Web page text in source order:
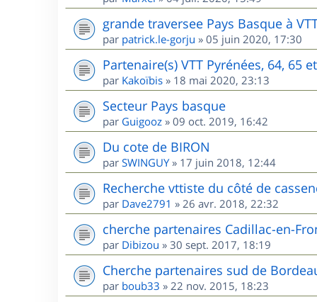
grande traversee Pays Basque à
par patrick.le-gorju » 05 juin 2020, 17:30
Partenaire(s) VTT Pyrénées, 64, 65
par Kakoïbis » 18 mai 2020, 23:13
Secteur Pays basque
par Guigooz » 09 oct. 2019, 16:42
Du cote de BIRON
par SWINGUY» 17 juin 2018, 12:44
Recherche vttiste du côté de
par Dave2791 » 26 avr. 2018, 22:32
cherche partenaires Cadillac-en-
par Dibizou » 30 sept. 2017, 18:19
Cherche partenaires sud de
par boub33 » 22 nov. 2015, 18:23